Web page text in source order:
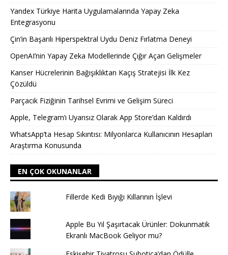
Yandex Türkiye Harita Uygulamalarında Yapay Zeka
Entegrasyonu
Çin’in Başarılı Hiperspektral Uydu Deniz Fırlatma Deneyi
OpenAI’nin Yapay Zeka Modellerinde Çığır Açan Gelişmeler
Kanser Hücrelerinin Bağışıklıktan Kaçış Stratejisi İlk Kez
Çözüldü
Parçacık Fiziğinin Tarihsel Evrimi ve Gelişim Süreci
Apple, Telegram’ı Uyarısız Olarak App Store’dan Kaldırdı
WhatsApp’ta Hesap Sıkıntısı: Milyonlarca Kullanıcının Hesapları
Araştırma Konusunda
EN ÇOK OKUNANLAR
Fillerde Kedi Bıyığı Kıllarının İşlevi
Apple Bu Yıl Şaşırtacak Ürünler: Dokunmatik
Ekranlı MacBook Geliyor mu?